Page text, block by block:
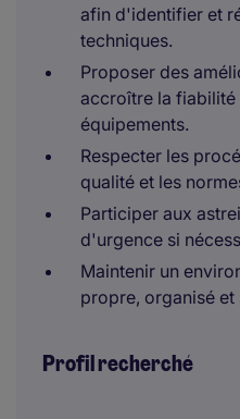
afin d'identifier et
techniques.
Proposer des
accroître la fiabilité
équipements.
Respecter les
qualité et les
Participer aux
d'urgence si
Maintenir un
propre, organisé et
Profil recherché